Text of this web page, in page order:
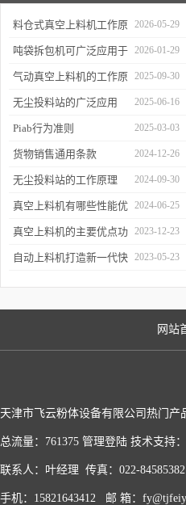
料仓式真空上料机工作原
理解析
2026-05-29
吨袋拆包机可广泛应用于
哪些行业？
2026-01-29
气动真空上料机的工作原
理与广泛应用
2025-09-30
无尘投料站的广泛应用 2025-06-16
Piab行为准则 2025-03-03
货物销售通用条款 2024-12-26
无尘投料站的工作原理 2024-09-30
真空上料机有哪些性能优
于传统上料
2024-06-25
真空上料机的主要优点功
能有哪些
2023-12-23
自动上料机打造新一代快 2023-05-23
网站
天津市飞云粉体设备有限公司热门产
总流量：761375 管理登陆 技术支持：
联系人：叶经理 传真：022-84585382
手机：15821643412 邮 箱：